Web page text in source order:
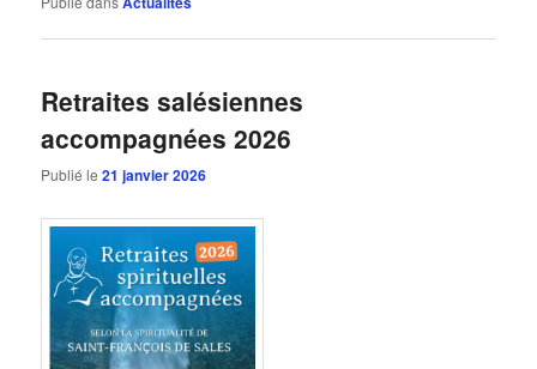
Retraites salésiennes
accompagnées 2026
Publié le21 janvier 2026